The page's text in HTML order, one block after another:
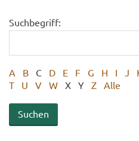
Suchbegriff:
A B C D E F G H I J
T
U V W X Y Z Alle